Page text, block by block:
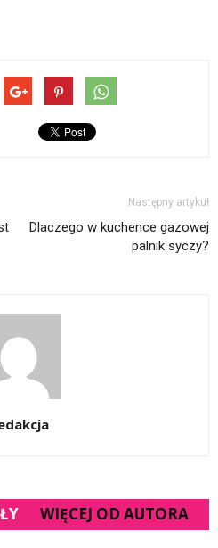
Następny artykuł
Dlaczego w kuchence gazowej
palnik syczy?
WIĘCEJ OD AUTORA